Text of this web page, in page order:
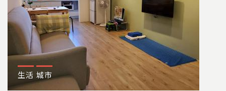
生活 城市